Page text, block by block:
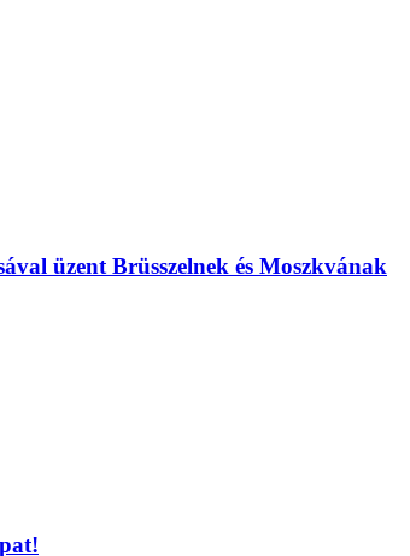
üzent Brüsszelnek és Moszkvának